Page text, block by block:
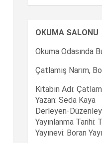
OKUMA SALONU
Okuma Odasında
Çatlamış Narım,
Kitabın Adı:
Yazan: Seda Kaya
Derleyen-
Yayınlanma Tarihi:
Yayınevi: Boran